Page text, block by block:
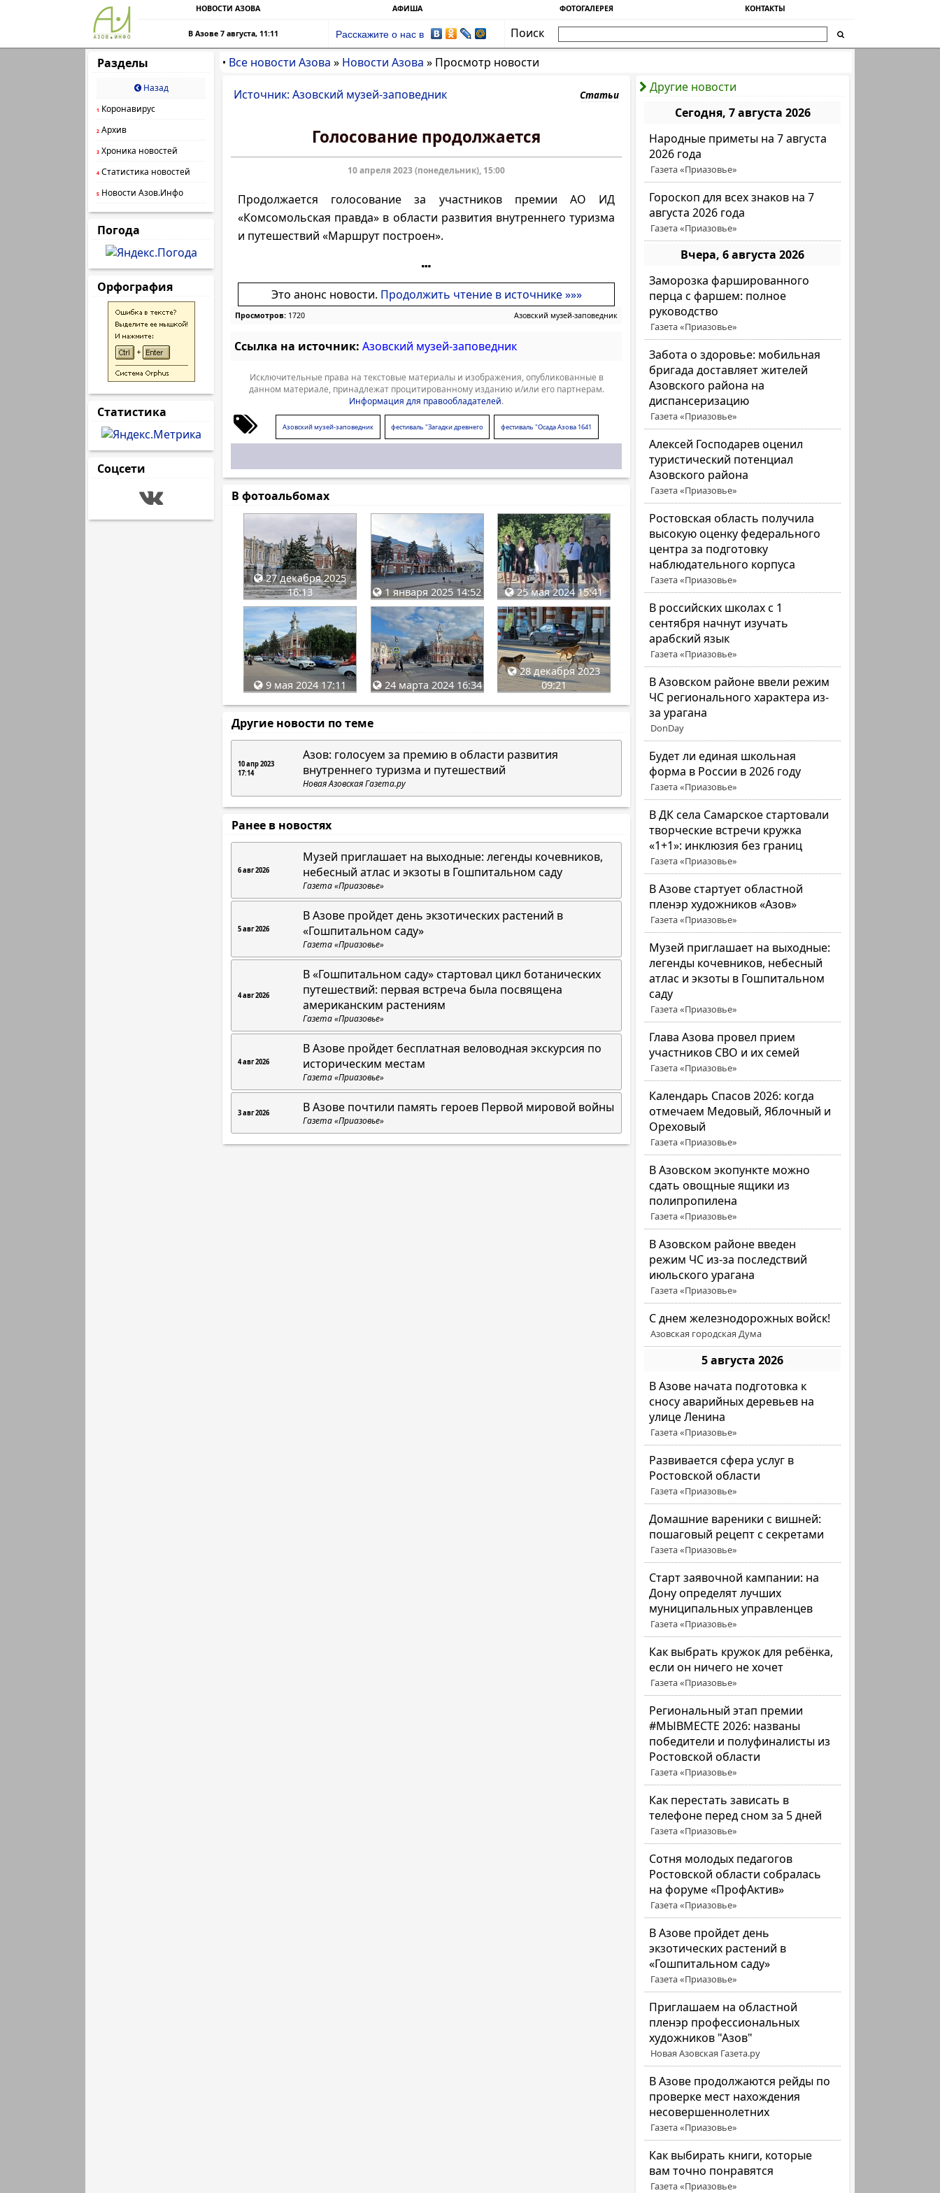
НОВОСТИ АЗОВА АФИША ФОТОГАЛЕРЕЯ КОНТАКТЫ
В Азове 7 августа, 11:11 Расскажите о нас в
Поиск
Разделы
Назад
1 Коронавирус
2 Архив
3 Хроника новостей
4 Статистика новостей
5 Новости Азов.Инфо
Погода
Орфография
Статистика
Соцсети
• Все новости Азова » Новости Азова » Просмотр новости
Другие новости
Сегодня, 7 августа 2026
Народные приметы на 7 августа
2026 года
Газета «Приазовье»
Гороскоп для всех знаков на 7
августа 2026 года
Газета «Приазовье»
Вчера, 6 августа 2026
Заморозка фаршированного
перца с фаршем: полное
руководство
Газета «Приазовье»
Забота о здоровье: мобильная
бригада доставляет жителей
Азовского района на
диспансеризацию
Газета «Приазовье»
Алексей Господарев оценил
туристический потенциал
Азовского района
Газета «Приазовье»
Ростовская область получила
высокую оценку федерального
центра за подготовку
наблюдательного корпуса
Газета «Приазовье»
В российских школах с 1
сентября начнут изучать
арабский язык
Газета «Приазовье»
В Азовском районе ввели режим
ЧС регионального характера из-
за урагана
DonDay
Будет ли единая школьная
форма в России в 2026 году
Газета «Приазовье»
В ДК села Самарское стартовали
творческие встречи кружка
«1+1»: инклюзия без границ
Газета «Приазовье»
В Азове стартует областной
пленэр художников «Азов»
Газета «Приазовье»
Музей приглашает на выходные:
легенды кочевников, небесный
атлас и экзоты в Гошпитальном
саду
Газета «Приазовье»
Глава Азова провел прием
участников СВО и их семей
Газета «Приазовье»
Календарь Спасов 2026: когда
отмечаем Медовый, Яблочный и
Ореховый
Газета «Приазовье»
В Азовском экопункте можно
сдать овощные ящики из
полипропилена
Газета «Приазовье»
В Азовском районе введен
режим ЧС из-за последствий
июльского урагана
Газета «Приазовье»
С днем железнодорожных войск!
Азовская городская Дума
5 августа 2026
В Азове начата подготовка к
сносу аварийных деревьев на
улице Ленина
Газета «Приазовье»
Развивается сфера услуг в
Ростовской области
Газета «Приазовье»
Домашние вареники с вишней:
пошаговый рецепт с секретами
Газета «Приазовье»
Старт заявочной кампании: на
Дону определят лучших
муниципальных управленцев
Газета «Приазовье»
Как выбрать кружок для ребёнка,
если он ничего не хочет
Газета «Приазовье»
Региональный этап премии
#МЫВМЕСТЕ 2026: названы
победители и полуфиналисты из
Ростовской области
Газета «Приазовье»
Как перестать зависать в
телефоне перед сном за 5 дней
Газета «Приазовье»
Сотня молодых педагогов
Ростовской области собралась
на форуме «ПрофАктив»
Газета «Приазовье»
В Азове пройдет день
экзотических растений в
«Гошпитальном саду»
Газета «Приазовье»
Приглашаем на областной
пленэр профессиональных
художников "Азов"
Новая Азовская Газета.ру
В Азове продолжаются рейды по
проверке мест нахождения
несовершеннолетних
Газета «Приазовье»
Как выбирать книги, которые
вам точно понравятся
Газета «Приазовье»
Источник: Азовский музей-заповедник Статьи
Голосование продолжается
10 апреля 2023 (понедельник), 15:00
Продолжается голосование за участников премии АО ИД
«Комсомольская правда» в области развития внутреннего туризма
и путешествий «Маршрут построен».
Это анонс новости. Продолжить чтение в источнике »»»
Просмотров: 1720 Азовский музей-заповедник
Ссылка на источник: Азовский музей-заповедник
Исключительные права на текстовые материалы и изображения, опубликованные в
данном материале, принадлежат процитированному изданию и/или его партнерам.
Информация для правообладателей.
Азовский музей-заповедник
фестиваль "Загадки древнего
Паниардиса"
фестиваль "Осада Азова 1641
года"
В фотоальбомах
27 декабря 2025
16:13
1 января 2025 14:52 25 мая 2024 15:41
9 мая 2024 17:11 24 марта 2024 16:34
28 декабря 2023
09:21
Другие новости по теме
10 апр 2023
17:14
Азов: голосуем за премию в области развития
внутреннего туризма и путешествий
Новая Азовская Газета.ру
Ранее в новостях
6 авг 2026
Музей приглашает на выходные: легенды кочевников,
небесный атлас и экзоты в Гошпитальном саду
Газета «Приазовье»
5 авг 2026
В Азове пройдет день экзотических растений в
«Гошпитальном саду»
Газета «Приазовье»
4 авг 2026
В «Гошпитальном саду» стартовал цикл ботанических
путешествий: первая встреча была посвящена
американским растениям
Газета «Приазовье»
4 авг 2026
В Азове пройдет бесплатная веловодная экскурсия по
историческим местам
Газета «Приазовье»
3 авг 2026 В Азове почтили память героев Первой мировой войны
Газета «Приазовье»